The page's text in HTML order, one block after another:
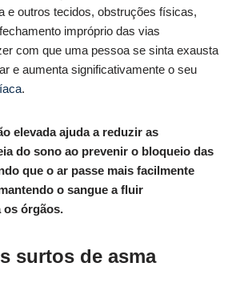
e outros tecidos, obstruções físicas,
impróprio das vias
com que uma pessoa se sinta exausta
e aumenta significativamente o seu
.
elevada ajuda a reduzir as
do sono ao prevenir o bloqueio das
que o ar passe mais facilmente
o sangue a fluir
os órgãos.
surtos de asma